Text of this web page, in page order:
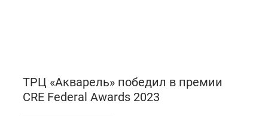
ТРЦ «Акварель» победил в премии
CRE Federal Awards 2023